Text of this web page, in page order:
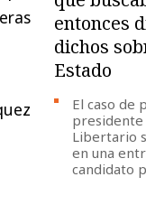
entonces
dichos
Estado
El caso de
presidente
Libertario
en una
candidato